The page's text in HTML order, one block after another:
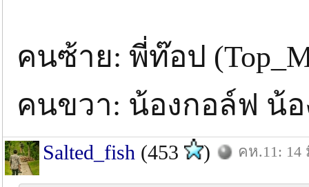
คนซ้าย: พี่ท๊อป
คนขวา: น้องกอล์ฟ น้
Salted_fish (453 ) คห.11: 14